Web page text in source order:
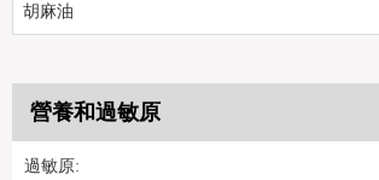
胡麻油
營養和過敏原
過敏原: